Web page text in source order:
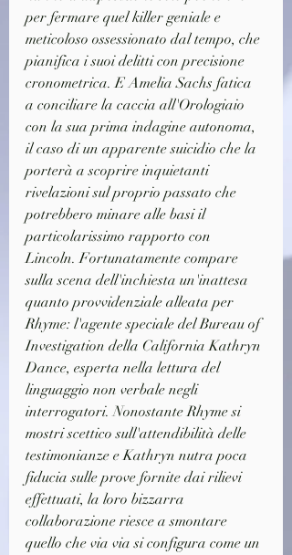
per fermare quel killer geniale e
meticoloso ossessionato dal tempo, che
pianifica i suoi delitti con precisione
cronometrica. E Amelia Sachs fatica
a conciliare la caccia all'Orologiaio
con la sua prima indagine autonoma,
il caso di un apparente suicidio che la
porterà a scoprire inquietanti
rivelazioni sul proprio passato che
potrebbero minare alle basi il
particolarissimo rapporto con
Lincoln. Fortunatamente compare
sulla scena dell'inchiesta un'inattesa
quanto provvidenziale alleata per
Rhyme: l'agente speciale del Bureau of
Investigation della California Kathryn
Dance, esperta nella lettura del
linguaggio non verbale negli
interrogatori. Nonostante Rhyme si
mostri scettico sull'attendibilità delle
testimonianze e Kathryn nutra poca
fiducia sulle prove fornite dai rilievi
effettuati, la loro bizzarra
collaborazione riesce a smontare
quello che via via si configura come un